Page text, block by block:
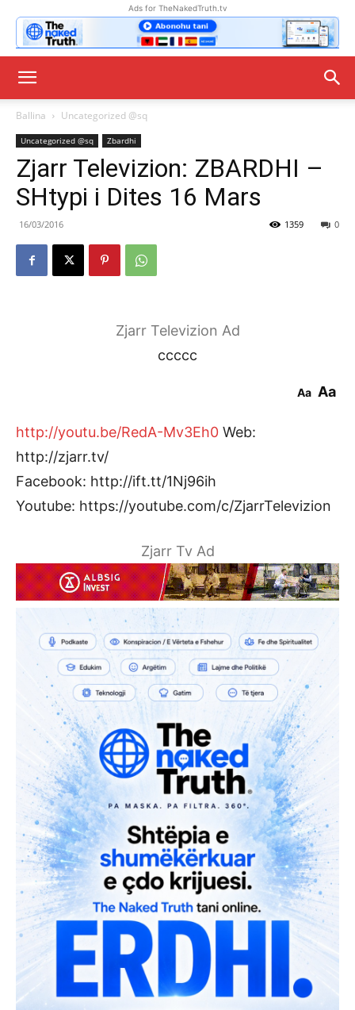
Ads for TheNakedTruth.tv
Ballina Uncategorized @sq
Uncategorized @sq Zbardhi
Zjarr Televizion: ZBARDHI –
SHtypi i Dites 16 Mars
16/03/2016 0
1359
Zjarr Televizion Ad
ccccc
Aa Aa
http://youtu.be/RedA-Mv3Eh0 Web:
http://zjarr.tv/
Facebook: http://ift.tt/1Nj96ih
Youtube: https://youtube.com/c/ZjarrTelevizion
Zjarr Tv Ad